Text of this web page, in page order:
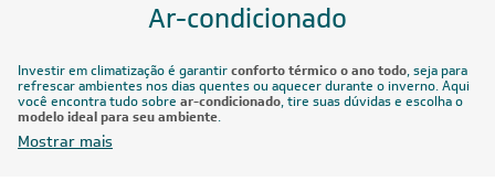
Ar-condicionado
Investir em climatização é garantirconforto térmico o ano todo, seja para
refrescar ambientes nos dias quentes ou aquecer durante o inverno. Aqui
você encontra tudo sobre ar-condicionado, tire suas dúvidas e escolha o
modelo ideal para seu ambiente.
Mostrar mais